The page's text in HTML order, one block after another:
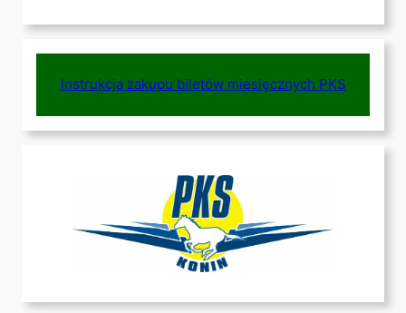
Instrukcja zakupu biletów miesięcznych PKS